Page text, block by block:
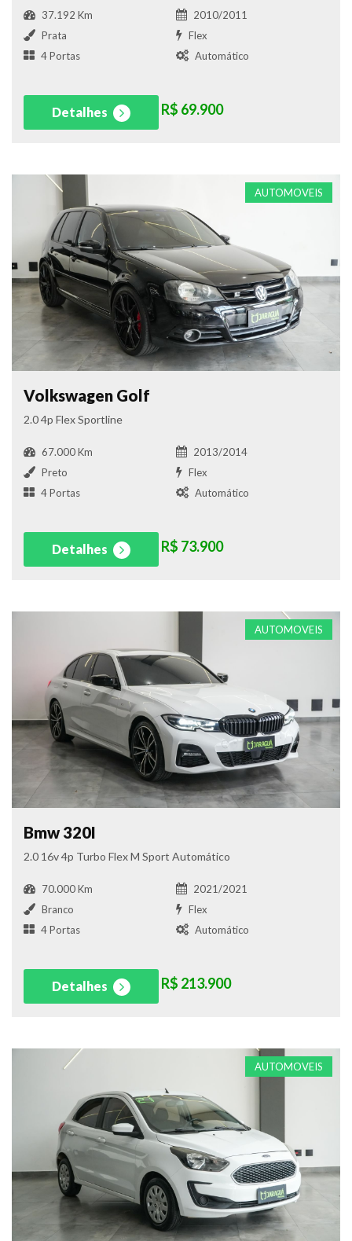
37.192 Km
2010/2011
Prata
Flex
4 Portas
Automático
Detalhes R$ 69.900
AUTOMOVEIS
Volkswagen Golf
2.0 4p Flex Sportline
67.000 Km
2013/2014
Preto
Flex
4 Portas
Automático
Detalhes R$ 73.900
AUTOMOVEIS
Bmw 320I
2.0 16v 4p Turbo Flex M Sport Automático
70.000 Km
2021/2021
Branco
Flex
4 Portas
Automático
Detalhes R$ 213.900
AUTOMOVEIS